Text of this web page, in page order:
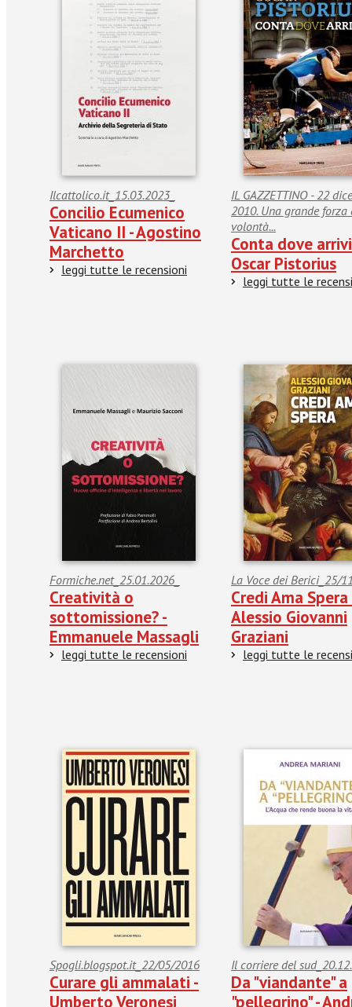
Ilcattolico.it_15.03.2023_
Concilio Ecumenico
Vaticano II - Agostino
Marchetto
leggi tutte le recensioni
IL GAZZETTINO - 22
2010. Una grande forza
volontà...
Conta dove
Oscar Pistorius
leggi tutte le
Formiche.net_25.01.2026_
Creatività o
sottomissione? -
Emmanuele Massagli
leggi tutte le recensioni
La Voce dei Berici_25/
Credi Ama Spera
Alessio Giovanni
Graziani
leggi tutte le
Spogli.blogspot.it_22/05/2016
Curare gli ammalati -
Umberto Veronesi
Il corriere del
Da "viandante" a
"pellegrino" -